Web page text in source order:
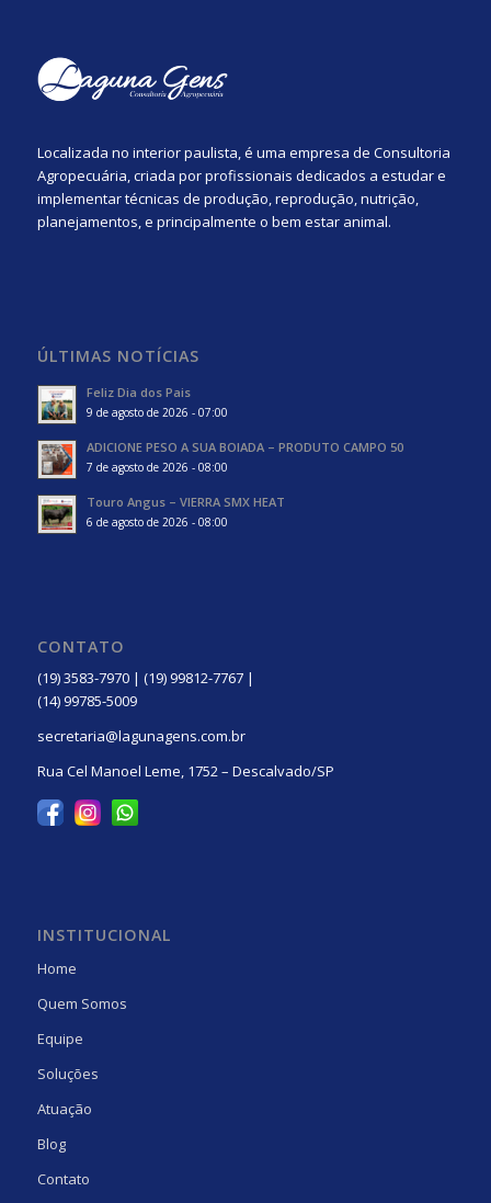
Localizada no interior paulista, é uma empresa de Consultoria
Agropecuária, criada por profissionais dedicados a estudar e
implementar técnicas de produção, reprodução, nutrição,
planejamentos, e principalmente o bem estar animal.
ÚLTIMAS NOTÍCIAS
Feliz Dia dos Pais
9 de agosto de 2026 - 07:00
ADICIONE PESO A SUA BOIADA – PRODUTO CAMPO 50
7 de agosto de 2026 - 08:00
Touro Angus – VIERRA SMX HEAT
6 de agosto de 2026 - 08:00
CONTATO
(19) 3583-7970 | (19) 99812-7767 |
(14) 99785-5009
secretaria@lagunagens.com.br
Rua Cel Manoel Leme, 1752 – Descalvado/SP
INSTITUCIONAL
Home
Quem Somos
Equipe
Soluções
Atuação
Blog
Contato